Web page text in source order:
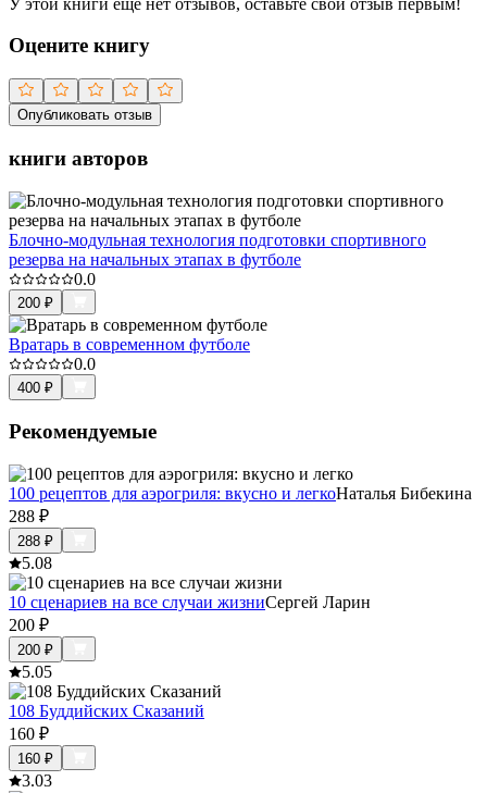
Оцените книгу
Опубликовать отзыв
книги авторов
Блочно-модульная технология подготовки спортивного
резерва на начальных этапах в футболе
0.0
200 ₽
Вратарь в современном футболе
0.0
400 ₽
Рекомендуемые
100 рецептов для аэрогриля: вкусно и легкоНаталья Бибекина
288 ₽
288 ₽
5.08
10 сценариев на все случаи жизниСергей Ларин
200 ₽
200 ₽
5.05
108 Буддийских Сказаний
160 ₽
160 ₽
3.03